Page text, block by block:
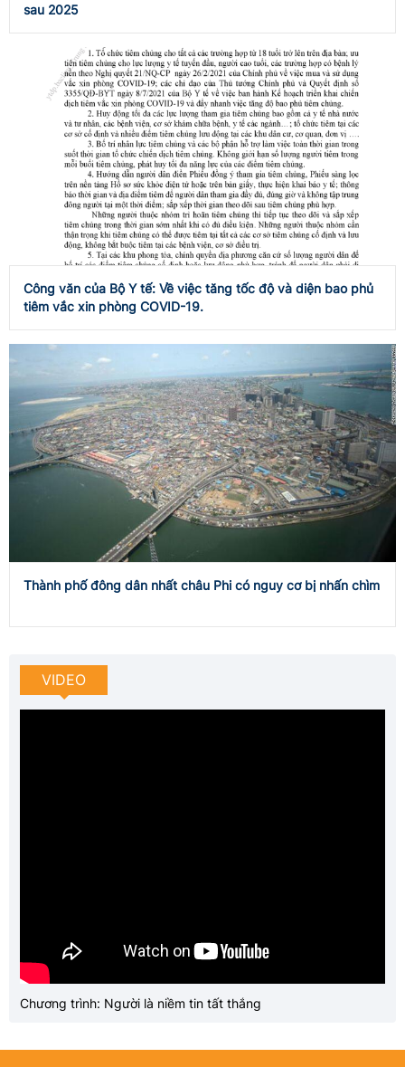
sau 2025
Công văn của Bộ Y tế: Về việc tăng tốc độ và diện bao phủ
tiêm vắc xin phòng COVID-19.
Thành phố đông dân nhất châu Phi có nguy cơ bị nhấn chìm
VIDEO
Chương trình: Người là niềm tin tất thắng